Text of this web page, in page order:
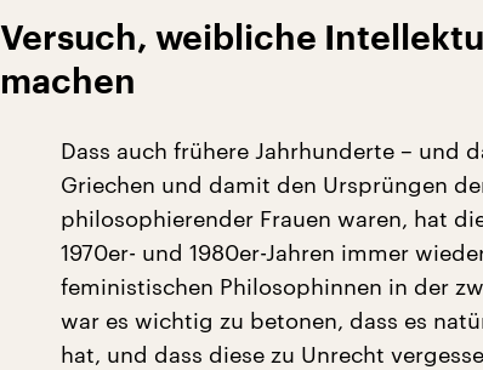
Versuch, weibliche
machen
Dass auch frühere Jahrhunderte – und
Griechen und damit den Ursprüngen
philosophierender Frauen waren, hat
1970er- und 1980er-Jahren immer
feministischen Philosophinnen in der
war es wichtig zu betonen, dass es
hat, und dass diese zu Unrecht